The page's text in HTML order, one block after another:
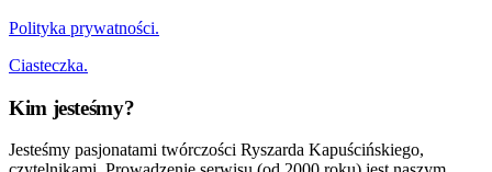
Polityka prywatności.
Ciasteczka.
Kim jesteśmy?
Jesteśmy pasjonatami twórczości Ryszarda Kapuścińskiego,